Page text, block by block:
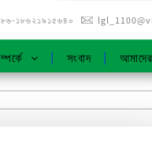
১৮৬২১৯১৫৬৪০
সংবাদ